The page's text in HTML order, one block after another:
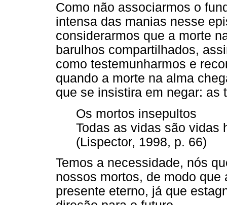
Como não associarmos o
intensa das manias nesse
considerarmos que a morte
barulhos compartilhados,
como testemunharmos e
quando a morte na alma
que se insistira em negar: as
Os mortos insepultos
Todas as vidas são vidas
(Lispector, 1998, p. 66)
Temos a necessidade, nós
nossos mortos, de modo
presente eterno, já que